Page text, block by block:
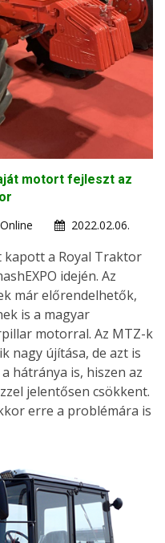
motort fejleszt az
2022.02.06.
a Royal Traktor
idején. Az
már előrendelhetők,
is a magyar
motorral. Az MTZ-k
nagy újítása, de azt is
hátránya is, hiszen az
jelentősen csökkent.
erre a problémára is